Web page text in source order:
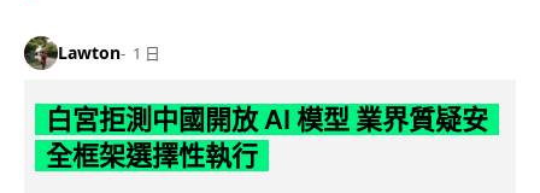
Lawton 1 日
白宮拒測中國開放 AI 模型 業界質疑安
全框架選擇性執行